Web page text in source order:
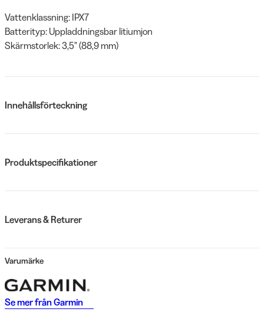
Vattenklassning: IPX7
Batterityp: Uppladdningsbar litiumjon
Skärmstorlek: 3,5" (88,9 mm)
Innehållsförteckning
Produktspecifikationer
Leverans & Returer
Varumärke
Se mer frånGarmin